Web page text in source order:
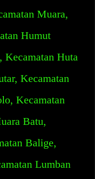
Muara,
Humut
Kecamatan Huta
Kecamatan
Kecamatan
Batu,
Balige,
Lumban